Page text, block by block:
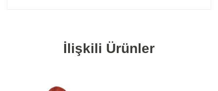
İlişkili Ürünler